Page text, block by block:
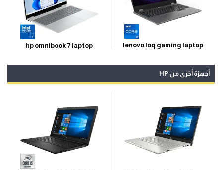
lenovo loq gaming laptop
hp omnibook 7 laptop
أجهزة أخرى من HP